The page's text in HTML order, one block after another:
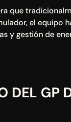
que
el equipo
y gestión de
DEL GP